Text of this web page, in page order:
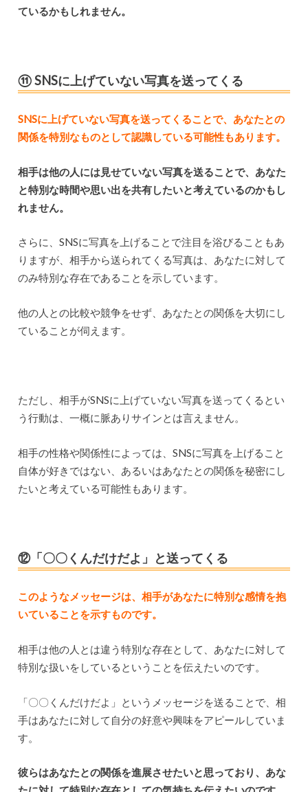
ているかもしれません。
⑪ SNSに上げていない写真を送ってくる
SNSに上げていない写真を送ってくることで、あなたとの
関係を特別なものとして認識している可能性もあります。
相手は他の人には見せていない写真を送ることで、あなた
と特別な時間や思い出を共有したいと考えているのかもし
れません。
さらに、SNSに写真を上げることで注目を浴びることもあ
りますが、相手から送られてくる写真は、あなたに対して
のみ特別な存在であることを示しています。
他の人との比較や競争をせず、あなたとの関係を大切にし
ていることが伺えます。
ただし、相手がSNSに上げていない写真を送ってくるとい
う行動は、一概に脈ありサインとは言えません。
相手の性格や関係性によっては、SNSに写真を上げること
自体が好きではない、あるいはあなたとの関係を秘密にし
たいと考えている可能性もあります。
⑫「〇〇くんだけだよ」と送ってくる
このようなメッセージは、相手があなたに特別な感情を抱
いていることを示すものです。
相手は他の人とは違う特別な存在として、あなたに対して
特別な扱いをしているということを伝えたいのです。
「〇〇くんだけだよ」というメッセージを送ることで、相
手はあなたに対して自分の好意や興味をアピールしていま
す。
彼らはあなたとの関係を進展させたいと思っており、あな